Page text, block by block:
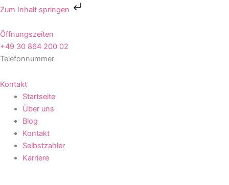
Zum Inhalt springen
Zum
springen
Öffnungszeiten
+49 30 864 200 02
Telefonnummer
Kontakt
Startseite
Über uns
Blog
Kontakt
Selbstzahler
Karriere